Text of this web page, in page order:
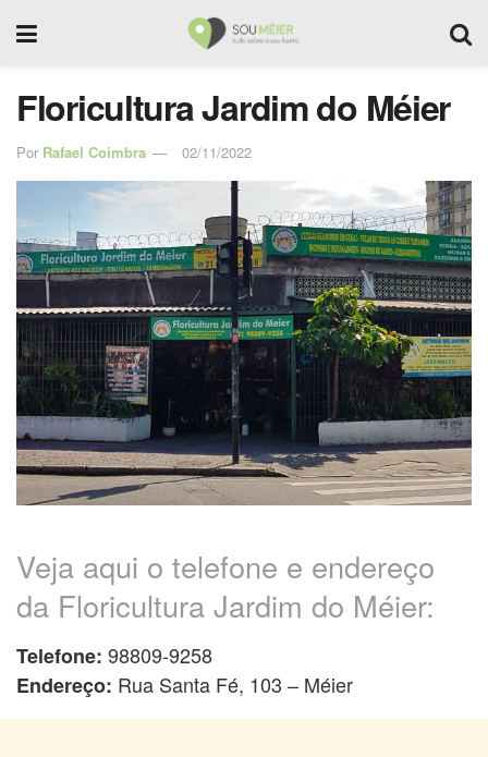
Floricultura Jardim do Méier
Por Rafael Coimbra 02/11/2022
Veja aqui o telefone e endereço
da Floricultura Jardim do Méier:
Telefone: 98809-9258
Endereço: Rua Santa Fé, 103 – Méier